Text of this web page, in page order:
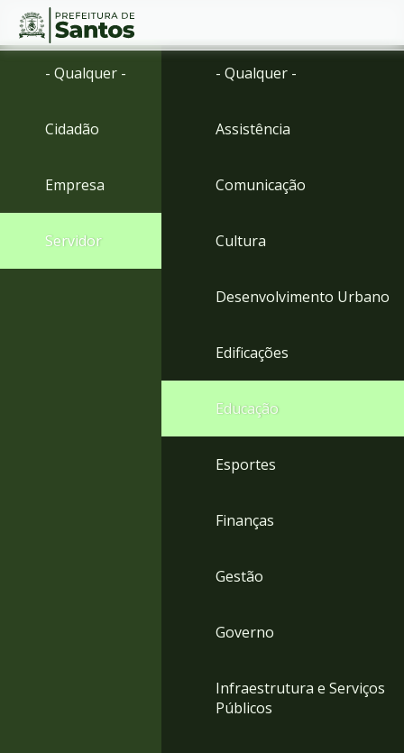
Ir
menu
para
Conteúdo
- Qualquer -
Cidadão
Empresa
Servidor
- Qualquer -
Assistência
Comunicação
Cultura
Desenvolvimento Urbano
Edificações
Educação
Esportes
Finanças
Gestão
Governo
Infraestrutura e Serviços
Públicos